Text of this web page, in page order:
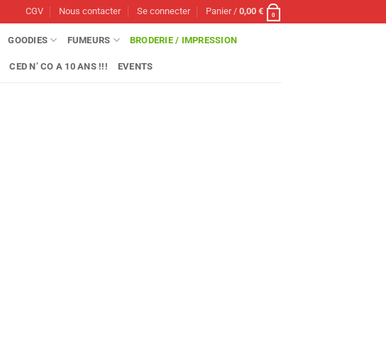
CGV Nous contacter Se connecter Panier /0,00€ 0
GOODIES FUMEURS BRODERIE / IMPRESSION
CED N’ CO A 10 ANS !!! EVENTS